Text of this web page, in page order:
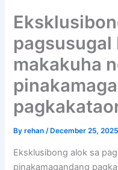
pagsusugal
makakuha
Byrehan/ December 25, 2025
Eksklusibong alok sa
pinakamagandang